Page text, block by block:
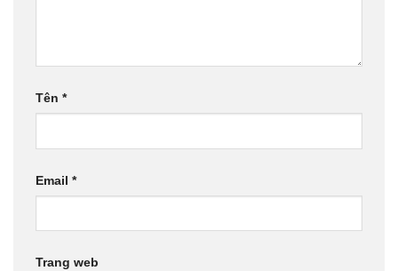
Tên *
Email *
Trang web